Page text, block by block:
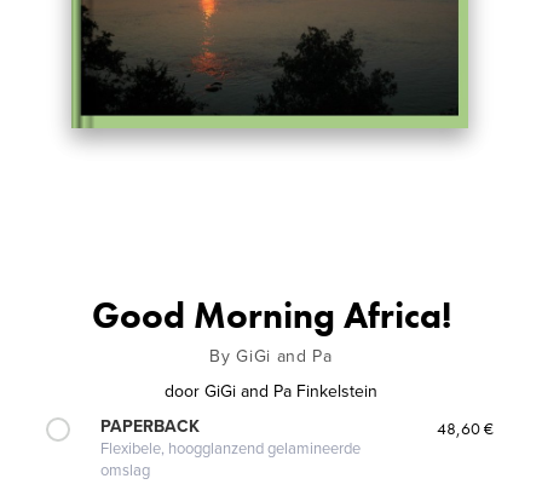
Good Morning Africa!
By GiGi and Pa
door GiGi and Pa Finkelstein
PAPERBACK
Flexibele, hoogglanzend gelamineerde
omslag
48,60 €